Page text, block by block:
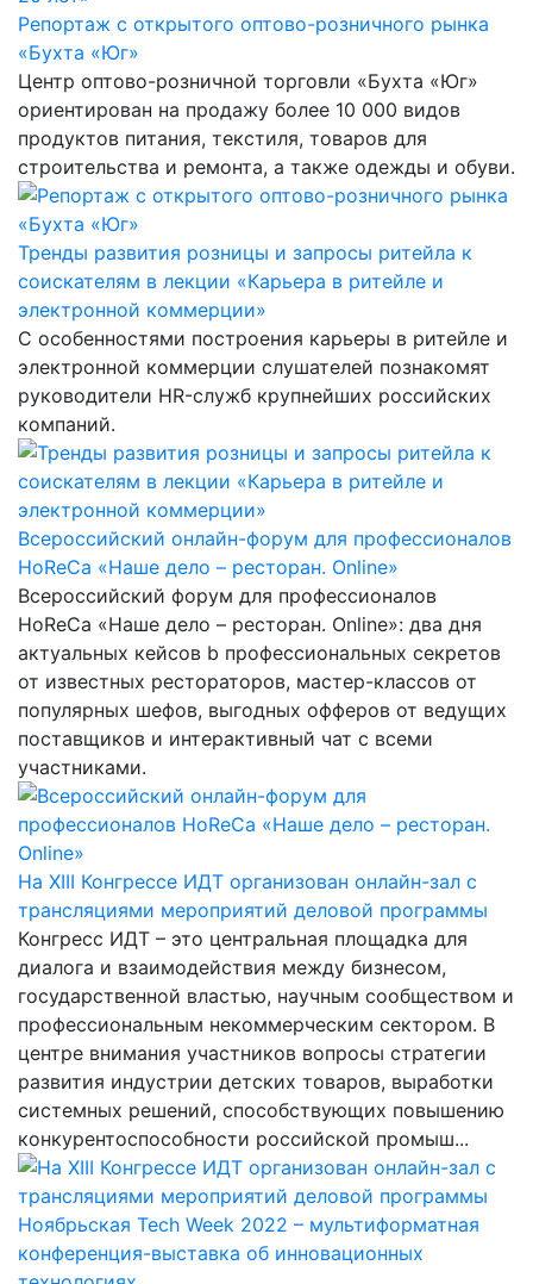
Репортаж с открытого оптово-розничного рынка
«Бухта «Юг»
Центр оптово-розничной торговли «Бухта «Юг»
ориентирован на продажу более 10 000 видов
продуктов питания, текстиля, товаров для
строительства и ремонта, а также одежды и обуви.
Тренды развития розницы и запросы ритейла к
соискателям в лекции «Карьера в ритейле и
электронной коммерции»
С особенностями построения карьеры в ритейле и
электронной коммерции слушателей познакомят
руководители HR-служб крупнейших российских
компаний.
Всероссийский онлайн-форум для профессионалов
HoReCa «Наше дело – ресторан. Online»
Всероссийский форум для профессионалов
HoReCa «Наше дело – ресторан. Online»: два дня
актуальных кейсов b профессиональных секретов
от известных рестораторов, мастер-классов от
популярных шефов, выгодных офферов от ведущих
поставщиков и интерактивный чат с всеми
участниками.
На XIII Конгрессе ИДТ организован онлайн-зал с
трансляциями мероприятий деловой программы
Конгресс ИДТ – это центральная площадка для
диалога и взаимодействия между бизнесом,
государственной властью, научным сообществом и
профессиональным некоммерческим сектором. В
центре внимания участников вопросы стратегии
развития индустрии детских товаров, выработки
системных решений, способствующих повышению
конкурентоспособности российской промыш...
Ноябрьская Tech Week 2022 – мультиформатная
конференция-выставка об инновационных